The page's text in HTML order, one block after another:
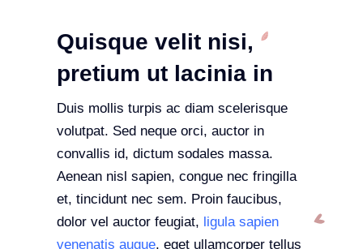
Quisque velit nisi,
pretium ut lacinia in
Duis mollis turpis ac diam scelerisque
volutpat. Sed neque orci, auctor in
convallis id, dictum sodales massa.
Aenean nisl sapien, congue nec fringilla
et, tincidunt nec sem. Proin faucibus,
dolor vel auctor feugiat, ligula sapien
venenatis augue, eget ullamcorper tellus